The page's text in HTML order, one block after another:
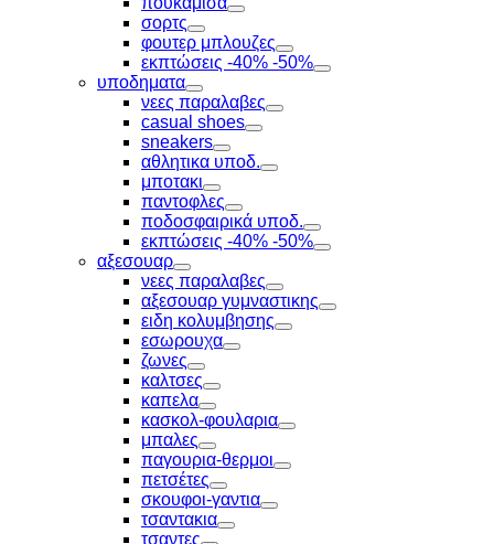
Toggle
σορτς
Toggle
φουτερ μπλουζες
Toggle
εκπτώσεις -40% -50%
Toggle
υποδηματα
Toggle
νεες παραλαβες
Toggle
casual shoes
Toggle
sneakers
Toggle
αθλητικα υποδ.
Toggle
μποτακι
Toggle
παντοφλες
Toggle
ποδοσφαιρικά υποδ.
Toggle
εκπτώσεις -40% -50%
Toggle
αξεσουαρ
Toggle
νεες παραλαβες
Toggle
αξεσουαρ γυμναστικης
Toggle
ειδη κολυμβησης
Toggle
εσωρουχα
Toggle
ζωνες
Toggle
καλτσες
Toggle
καπελα
Toggle
κασκολ-φουλαρια
Toggle
μπαλες
Toggle
παγουρια-θερμοι
Toggle
πετσέτες
Toggle
σκουφοι-γαντια
Toggle
τσαντακια
Toggle
τσαντες